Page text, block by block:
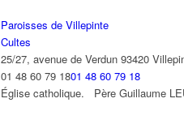
Paroisses de Villepinte
Cultes
25/27, avenue de Verdun 93420
01 48 60 79 1801 48 60 79 18
Église catholique. Père Guillaume